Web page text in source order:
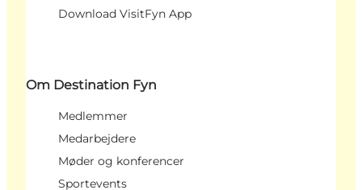
Download VisitFyn App
Om Destination Fyn
Medlemmer
Medarbejdere
Møder og konferencer
Sportevents